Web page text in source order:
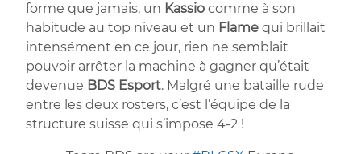
forme que jamais, un Kassio comme à son
habitude au top niveau et un Flame qui brillait
intensément en ce jour, rien ne semblait
pouvoir arrêter la machine à gagner qu’était
devenue BDS Esport. Malgré une bataille rude
entre les deux rosters, c’est l’équipe de la
structure suisse qui s’impose 4-2 !